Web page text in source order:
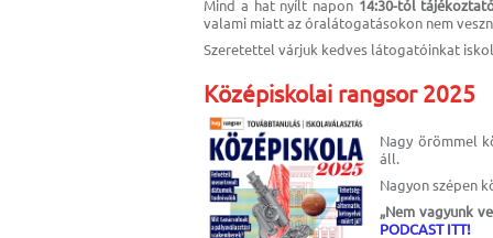
Mind a hat nyílt napon 14:30-tól
valami miatt az óralátogatásokon nem
Szeretettel várjuk kedves látogatóinkat
Középiskolai rangsor 2025
Nagy örömmel
áll.
Nagyon szépen
„Nem vagyunk
PODCAST ITT!